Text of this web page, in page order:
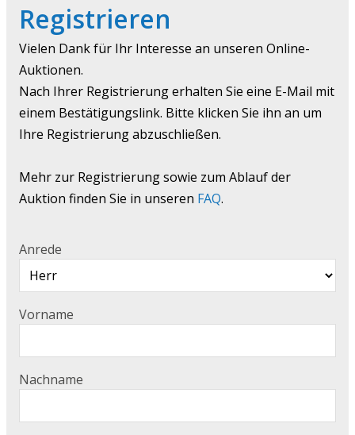
Registrieren
Vielen Dank für Ihr Interesse an unseren Online-
Auktionen.
Nach Ihrer Registrierung erhalten Sie eine E-Mail mit
einem Bestätigungslink. Bitte klicken Sie ihn an um
Ihre Registrierung abzuschließen.
Mehr zur Registrierung sowie zum Ablauf der
Auktion finden Sie in unseren FAQ.
Anrede
Vorname
Nachname